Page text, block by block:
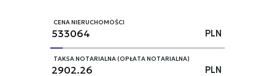
CENA NIERUCHOMOŚCI
PLN
TAKSA NOTARIALNA (OPŁATA NOTARIALNA)
PLN